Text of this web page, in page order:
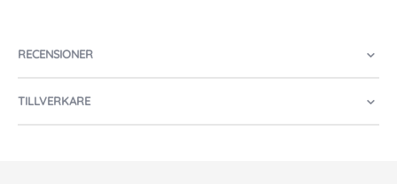
RECENSIONER
TILLVERKARE